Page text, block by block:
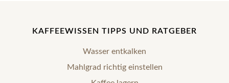
KAFFEEWISSEN TIPPS UND RATGEBER
Wasser entkalken
Mahlgrad richtig einstellen